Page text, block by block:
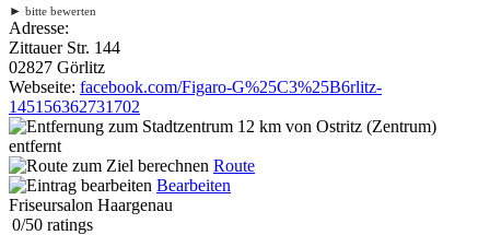
► bitte bewerten
Adresse:
Zittauer Str. 144
02827 Görlitz
Webseite: facebook.com/Figaro-G%25C3%25B6rlitz-
145156362731702
12 km von Ostritz (Zentrum)
entfernt
Route
Bearbeiten
Friseursalon Haargenau
0/50 ratings